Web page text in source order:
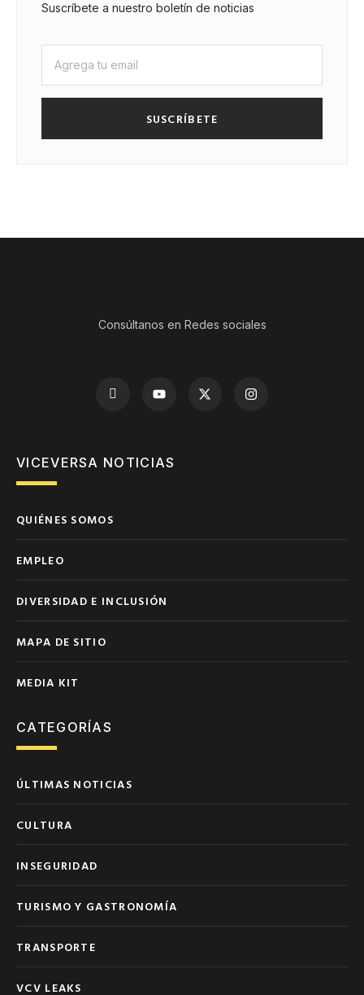
Suscríbete a nuestro boletín de noticias
SUSCRÍBETE
Consúltanos en Redes sociales
VICEVERSA NOTICIAS
QUIÉNES SOMOS
EMPLEO
DIVERSIDAD E INCLUSIÓN
MAPA DE SITIO
MEDIA KIT
CATEGORÍAS
ÚLTIMAS NOTICIAS
CULTURA
INSEGURIDAD
TURISMO Y GASTRONOMÍA
TRANSPORTE
VCV LEAKS